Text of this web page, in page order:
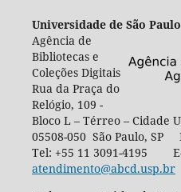
Universidade de São Paulo
Agência de
Bibliotecas e
Coleções Digitais
Rua da Praça do
Relógio, 109 -
Bloco L – Térreo – Cidade
05508-050 São Paulo, SP
Tel: +55 11 3091-4195
atendimento@abcd.usp.br